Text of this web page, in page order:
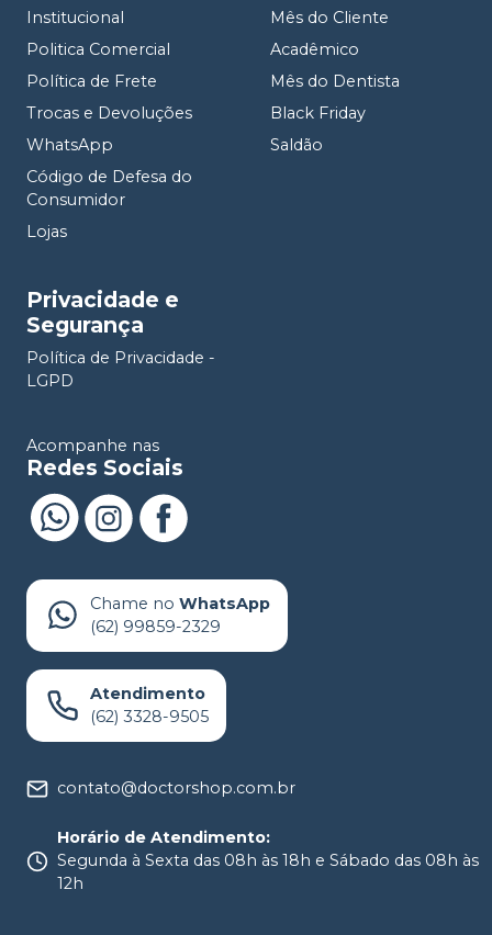
Institucional
Politica Comercial
Política de Frete
Trocas e Devoluções
WhatsApp
Código de Defesa do
Consumidor
Lojas
Mês do Cliente
Acadêmico
Mês do Dentista
Black Friday
Saldão
Privacidade e
Segurança
Política de Privacidade -
LGPD
Acompanhe nas
Redes Sociais
Chame no WhatsApp
(62) 99859-2329
Atendimento
(62) 3328-9505
contato@doctorshop.com.br
Horário de Atendimento:
Segunda à Sexta das 08h às 18h e Sábado das 08h às
12h